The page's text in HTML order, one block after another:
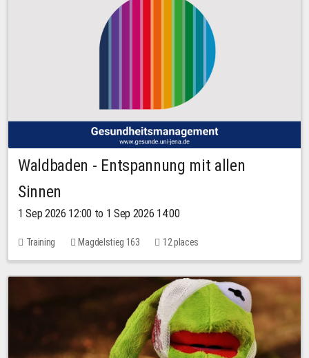
Waldbaden - Entspannung mit allen
Sinnen
1 Sep 2026 12:00 to 1 Sep 2026 14:00
Training Magdelstieg 163 12 places